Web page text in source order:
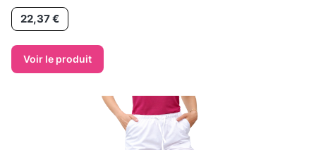
Prix22,37 €
Voir le produit